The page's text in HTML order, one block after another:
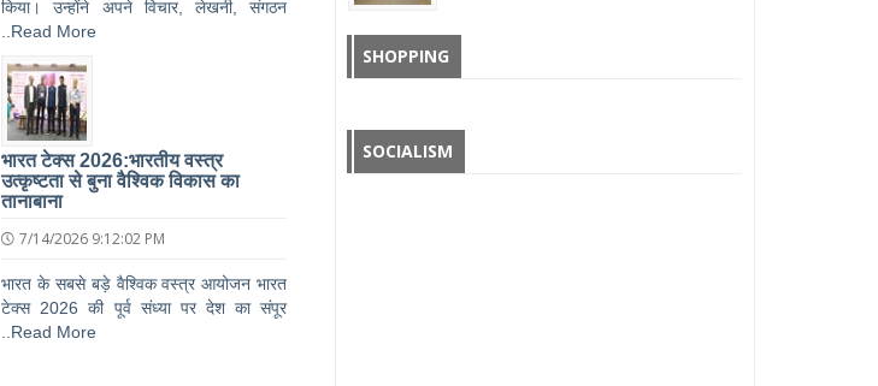
किया। उन्होंने अपने विचार, लेखनी, संगठन
..Read More
भारत टेक्स 2026:भारतीय वस्त्र
उत्कृष्टता से बुना वैश्विक विकास का
तानाबाना
7/14/2026 9:12:02 PM
भारत के सबसे बड़े वैश्विक वस्त्र आयोजन भारत
टेक्स 2026 की पूर्व संध्या पर देश का संपूर
..Read More
SHOPPING
SOCIALISM